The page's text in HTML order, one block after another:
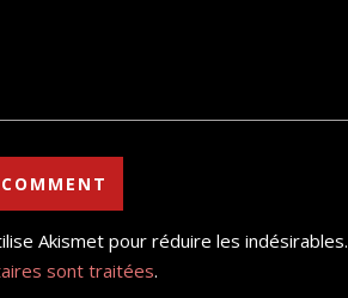
Akismet pour réduire les indésirables.
sont traitées.